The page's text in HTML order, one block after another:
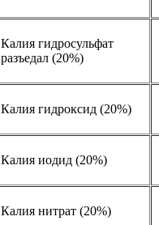
Калия гидросульфат
разъедал (20%)
Калия гидроксид (20%)
Калия иодид (20%)
Калия нитрат (20%)